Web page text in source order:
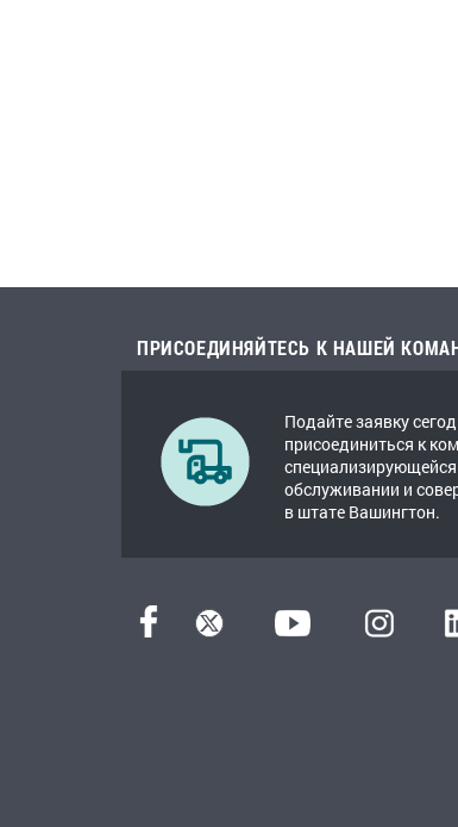
ПРИСОЕДИНЯЙТЕСЬ К НАШЕЙ
Подайте заявку
присоединиться к
обслуживании и
в штате Вашингтон.